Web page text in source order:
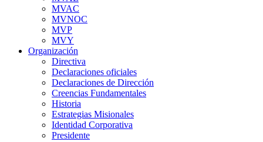
MVAC
MVNOC
MVP
MVY
Organización
Directiva
Declaraciones oficiales
Declaraciones de Dirección
Creencias Fundamentales
Historia
Estrategias Misionales
Identidad Corporativa
Presidente